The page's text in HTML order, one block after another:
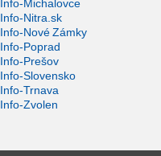
Info-Michalovce
Info-Nitra.sk
Info-Nové Zámky
Info-Poprad
Info-Prešov
Info-Slovensko
Info-Trnava
Info-Zvolen